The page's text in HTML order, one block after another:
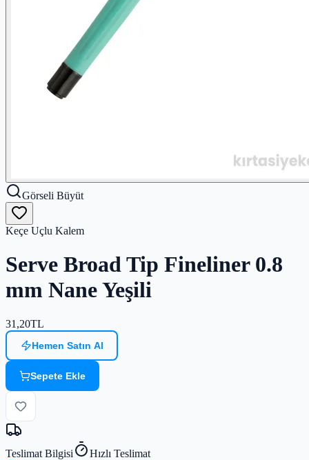
Görseli Büyüt
Keçe Uçlu Kalem
Serve Broad Tip Fineliner 0.8
mm Nane Yeşili
31,20TL
Hemen Satın Al
Sepete Ekle
Teslimat Bilgisi Hızlı Teslimat